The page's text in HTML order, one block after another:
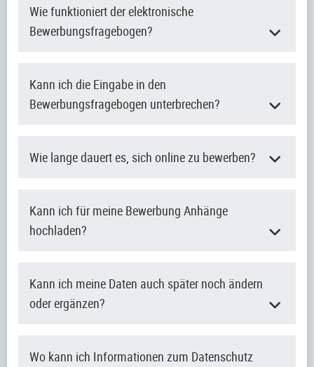
Wie funktioniert der elektronische
Bewerbungsfragebogen?
Kann ich die Eingabe in den
Bewerbungsfragebogen unterbrechen?
Wie lange dauert es, sich online zu bewerben?
Kann ich für meine Bewerbung Anhänge
hochladen?
Kann ich meine Daten auch später noch ändern
oder ergänzen?
Wo kann ich Informationen zum Datenschutz